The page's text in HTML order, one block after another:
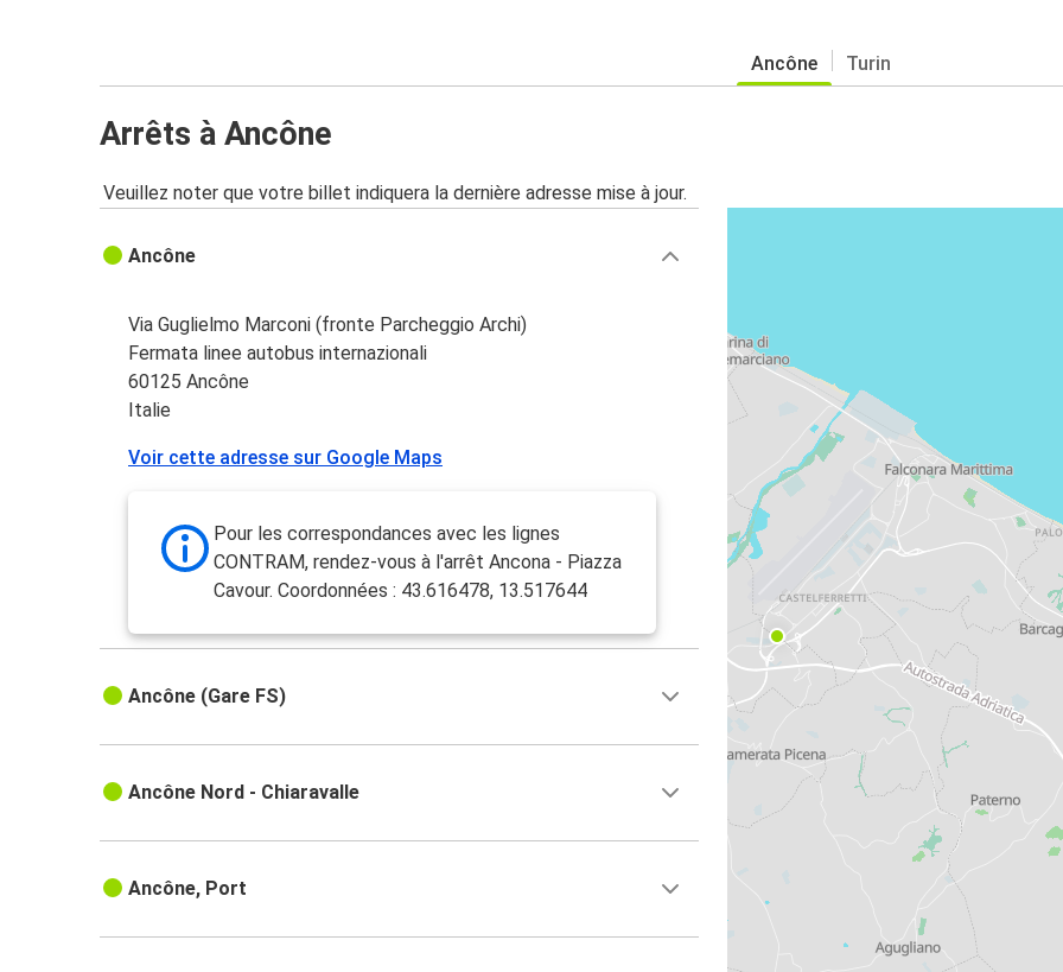
Ancône Turin
Arrêts à Ancône
Veuillez noter que votre billet indiquera la dernière adresse mise à jour.
Ancône
Via Guglielmo Marconi (fronte Parcheggio Archi)
Fermata linee autobus internazionali
60125 Ancône
Italie
Voir cette adresse sur Google Maps
Pour les correspondances avec les lignes
CONTRAM, rendez-vous à l'arrêt Ancona - Piazza
Cavour. Coordonnées : 43.616478, 13.517644
Ancône (Gare FS)
Ancône Nord - Chiaravalle
Ancône, Port